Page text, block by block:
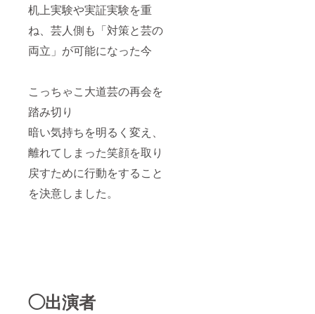
机上実験や実証実験を重
ね、芸人側も「対策と芸の
両立」が可能になった今
こっちゃこ大道芸の再会を
踏み切り
暗い気持ちを明るく変え、
離れてしまった笑顔を取り
戻すために行動をすること
を決意しました。
◯出演者